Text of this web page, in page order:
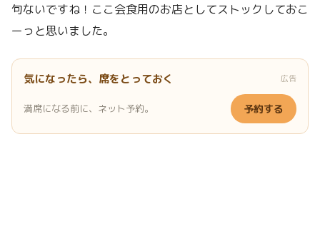
句ないですね！ここ会食用のお店としてストックしておこ
ーっと思いました。
気になったら、席をとっておく 広告
満席になる前に、ネット予約。 予約する